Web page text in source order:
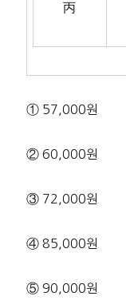
丙
① 57,000원
② 60,000원
③ 72,000원
④ 85,000원
⑤ 90,000원